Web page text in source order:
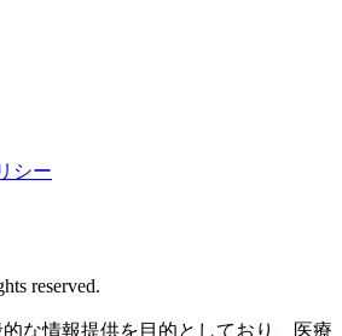
シー
reserved.
な情報提供を目的としており、医療